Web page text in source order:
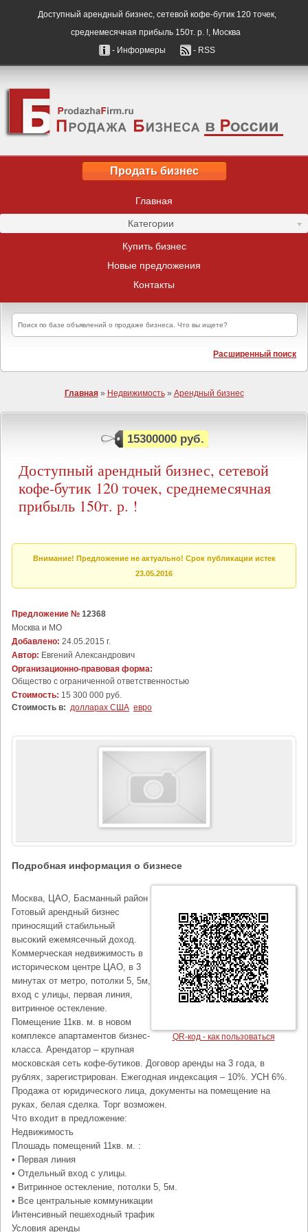
Доступный арендный бизнес, сетевой кофе-бутик 120 точек,
среднемесячная прибыль 150т. р. !, Москва
- Информеры
- RSS
Продать бизнес
Главная
Категории
Купить бизнес
Новые предложения
Контакты
Расширенный поиск
Главная» Недвижимость» Арендный бизнес
15300000 руб.
Доступный арендный бизнес, сетевой
кофе-бутик 120 точек, среднемесячная
прибыль 150т. р. !
Внимание! Предложение не актуально! Срок публикации истек
23.05.2016
Предложение № 12368
Москва и МО
Добавлено: 24.05.2015 г.
Автор: Евгений Александрович
Организационно-правовая форма:
Общество с ограниченной ответственностью
Стоимость: 15 300 000 руб.
Стоимость в: долларах США евро
Подробная информация о бизнесе
QR-код - как пользоваться
Москва, ЦАО, Басманный район
Готовый арендный бизнес
приносящий стабильный
высокий ежемясечный доход.
Коммерческая недвижимость в
историческом центре ЦАО, в 3
минутах от метро, потолки 5, 5м,
вход с улицы, первая линия,
витринное остекление.
Помещение 11кв. м. в новом
комплексе апартаментов бизнес-
класса. Арендатор – крупная
московская сеть кофе-бутиков. Договор аренды на 3 года, в
рублях, зарегистрирован. Ежегодная индексация – 10%. УСН 6%.
Продажа от юридического лица, документы на помещение на
руках, белая сделка. Торг возможен.
Что входит в предложение:
Недвижимость
Плошадь помещений 11кв. м. :
• Первая линия
• Отдельный вход с улицы.
• Витринное остекление, потолки 5, 5м.
• Все центральные коммуникации
Интенсивный пешеходный трафик
Условия аренды